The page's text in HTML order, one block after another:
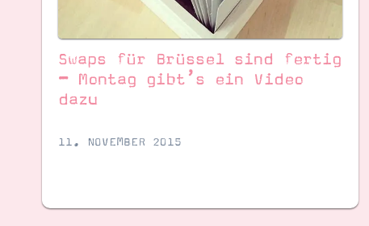
Swaps für Brüssel sind fertig
– Montag gibt’s ein Video
dazu ️
11. NOVEMBER 2015